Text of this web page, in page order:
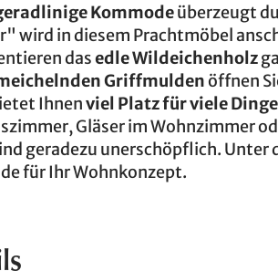
Kommodeüberzeugt
wird in diesem Prachtmöbel
dasedle Wildeichenholz
Griffmuldenöffnen
Ihnenviel Platz für viele Dinge
Gläser im Wohnzimmer
geradezu unerschöpflich. Unter
für Ihr Wohnkonzept.